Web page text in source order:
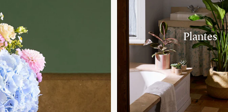
Plantes